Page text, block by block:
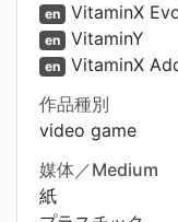
en VitaminX
en VitaminY
en VitaminX
作品種別
video game
媒体／Medium
紙